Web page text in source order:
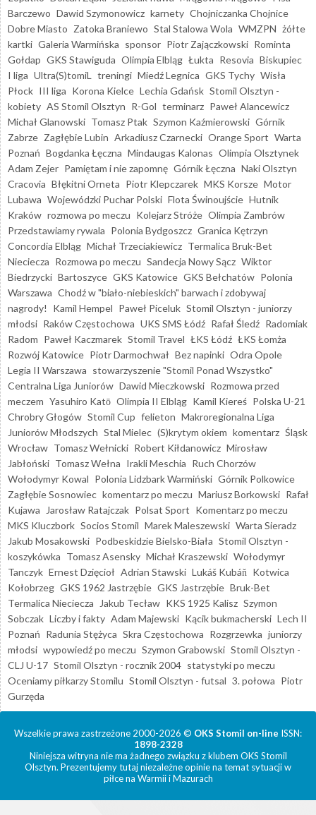
Barczewo Dawid Szymonowicz karnety Chojniczanka Chojnice
Dobre Miasto Zatoka Braniewo Stal Stalowa Wola WMZPN żółte
kartki Galeria Warmińska sponsor Piotr Zajączkowski Rominta
Gołdap GKS Stawiguda Olimpia Elbląg Łukta Resovia Biskupiec
I liga Ultra(S)tomiL treningi Miedź Legnica GKS Tychy Wisła
Płock III liga Korona Kielce Lechia Gdańsk Stomil Olsztyn -
kobiety AS Stomil Olsztyn R-Gol terminarz Paweł Alancewicz
Michał Glanowski Tomasz Ptak Szymon Kaźmierowski Górnik
Zabrze Zagłębie Lubin Arkadiusz Czarnecki Orange Sport Warta
Poznań Bogdanka Łęczna Mindaugas Kalonas Olimpia Olsztynek
Adam Zejer Pamiętam i nie zapomnę Górnik Łęczna Naki Olsztyn
Cracovia Błękitni Orneta Piotr Klepczarek MKS Korsze Motor
Lubawa Wojewódzki Puchar Polski Flota Świnoujście Hutnik
Kraków rozmowa po meczu Kolejarz Stróże Olimpia Zambrów
Przedstawiamy rywala Polonia Bydgoszcz Granica Kętrzyn
Concordia Elbląg Michał Trzeciakiewicz Termalica Bruk-Bet
Nieciecza Rozmowa po meczu Sandecja Nowy Sącz Wiktor
Biedrzycki Bartoszyce GKS Katowice GKS Bełchatów Polonia
Warszawa Chodź w "biało-niebieskich" barwach i zdobywaj
nagrody!
Kamil Hempel Paweł Piceluk Stomil Olsztyn - juniorzy
młodsi Raków Częstochowa UKS SMS Łódź Rafał Śledź Radomiak
Radom Paweł Kaczmarek Stomil Travel ŁKS Łódź ŁKS Łomża
Rozwój Katowice Piotr Darmochwał Bez napinki Odra Opole
Legia II Warszawa stowarzyszenie "Stomil Ponad Wszystko"
Centralna Liga Juniorów Dawid Mieczkowski Rozmowa przed
meczem Yasuhiro Katō Olimpia II Elbląg Kamil Kiereś Polska U-21
Chrobry Głogów Stomil Cup felieton Makroregionalna Liga
Juniorów Młodszych Stal Mielec (S)krytym okiem komentarz Śląsk
Wrocław Tomasz Wełnicki Robert Kiłdanowicz Mirosław
Jabłoński Tomasz Wełna Irakli Meschia Ruch Chorzów
Wołodymyr Kowal Polonia Lidzbark Warmiński Górnik Polkowice
Zagłębie Sosnowiec komentarz po meczu Mariusz Borkowski Rafał
Kujawa
Jarosław Ratajczak Polsat Sport Komentarz po meczu
MKS Kluczbork Socios Stomil Marek Maleszewski Warta Sieradz
Jakub Mosakowski Podbeskidzie Bielsko-Biała Stomil Olsztyn -
koszykówka Tomasz Asensky Michał Kraszewski Wołodymyr
Tanczyk Ernest Dzięcioł Adrian Stawski Lukáš Kubáň Kotwica
Kołobrzeg GKS 1962 Jastrzębie GKS Jastrzębie Bruk-Bet
Termalica Nieciecza
Jakub Tecław KKS 1925 Kalisz Szymon
Sobczak Liczby i fakty Adam Majewski Kącik bukmacherski Lech II
Poznań Radunia Stężyca Skra Częstochowa Rozgrzewka juniorzy
młodsi wypowiedź po meczu Szymon Grabowski Stomil Olsztyn -
CLJ U-17 Stomil Olsztyn - rocznik 2004 statystyki po meczu
Oceniamy piłkarzy Stomilu Stomil Olsztyn - futsal 3. połowa Piotr
Gurzęda
Wszelkie prawa zastrzeżone 2000-2026 © OKS Stomil on-line ISSN:
1898-2328
Niniejsza witryna nie ma żadnego związku z klubem OKS Stomil
Olsztyn. Prezentujemy tutaj niezależne opinie na temat sytuacji w
piłce na Warmii i Mazurach